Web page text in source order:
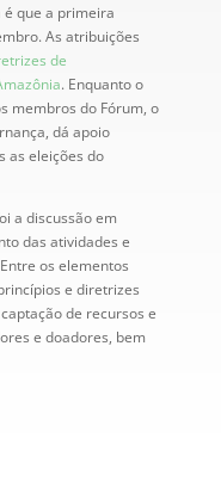
que a primeira
As atribuições
de
. Enquanto o
membros do Fórum, o
dá apoio
as eleições do
a discussão em
das atividades e
os elementos
e diretrizes
de recursos e
e doadores, bem